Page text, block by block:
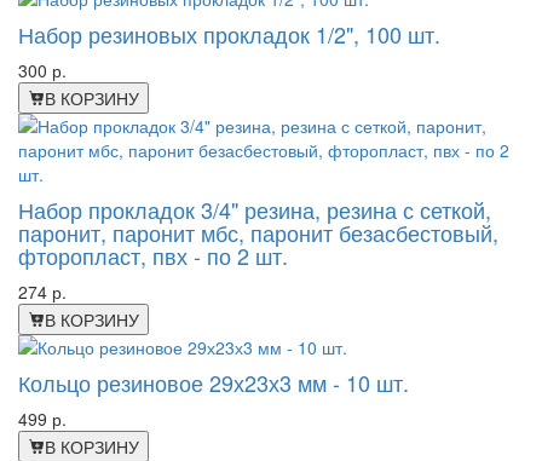
Набор резиновых прокладок 1/2", 100 шт.
300 р.
В КОРЗИНУ
Набор прокладок 3/4" резина, резина с сеткой,
паронит, паронит мбс, паронит безасбестовый,
фторопласт, пвх - по 2 шт.
274 р.
В КОРЗИНУ
Кольцо резиновое 29х23х3 мм - 10 шт.
499 р.
В КОРЗИНУ